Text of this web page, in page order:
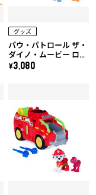
グッズ
パウ・パトロール ザ・
ダイノ・ムービー ロッ
キー ダイノクルーザー
\3,080